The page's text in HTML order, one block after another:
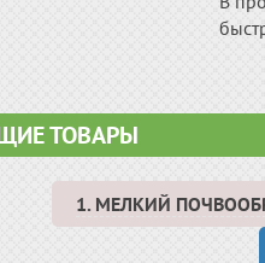
ТОВАРЫ
1. МЕЛКИЙ